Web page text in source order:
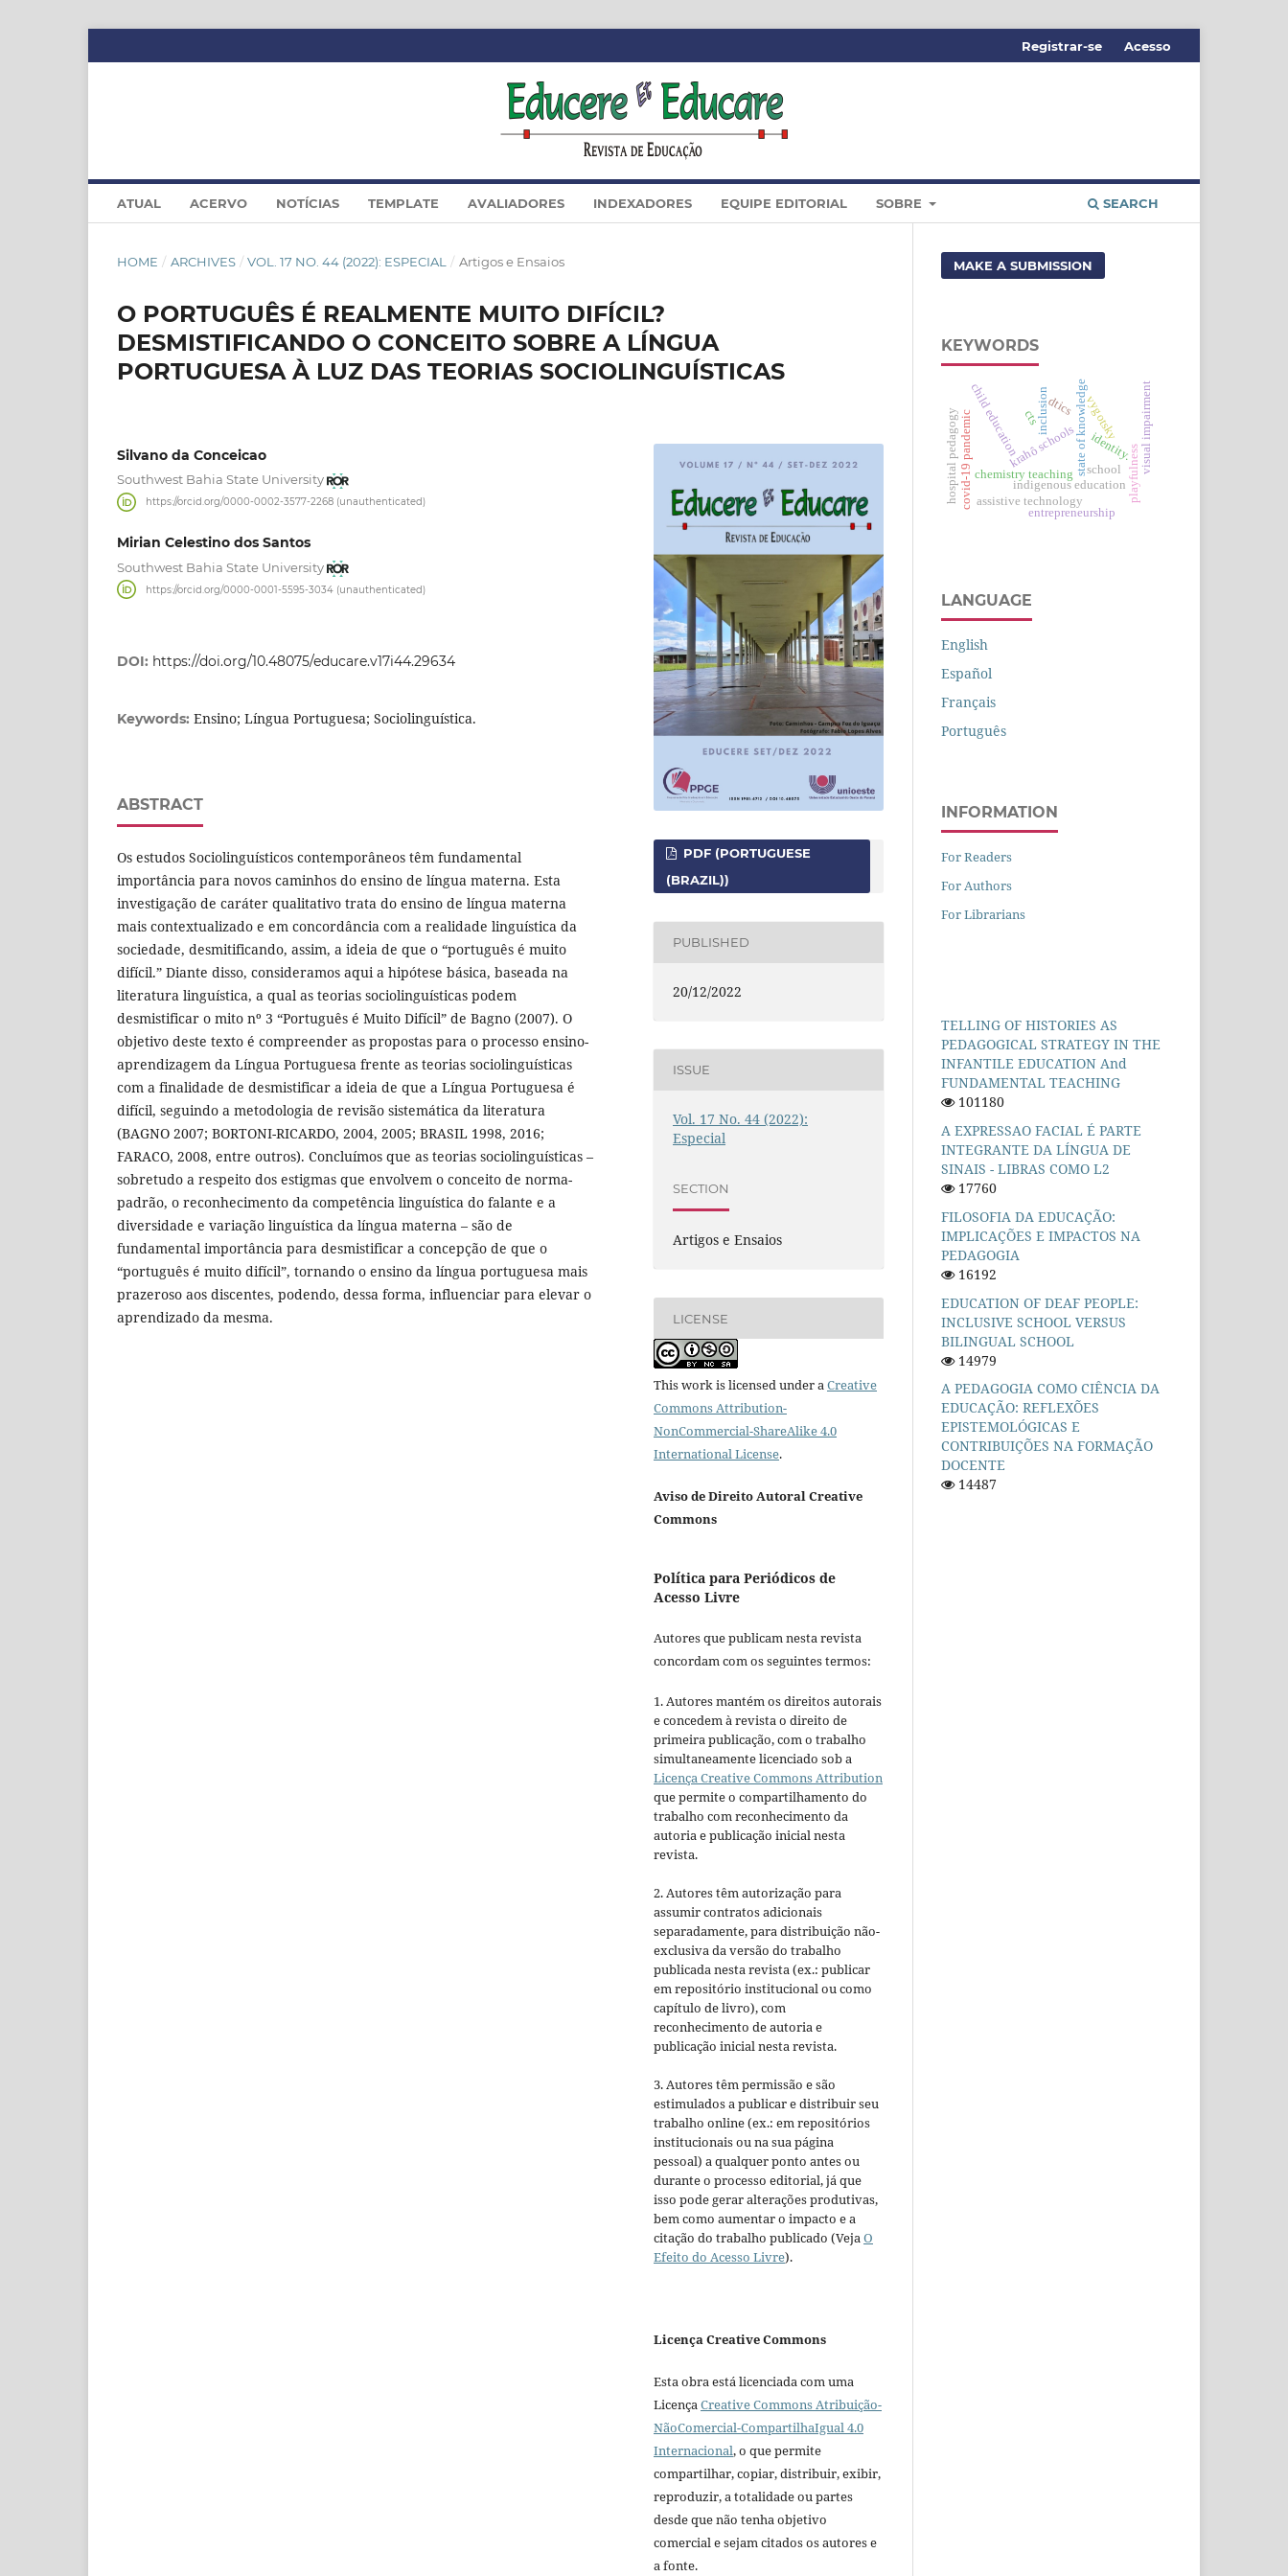
ATUAL ACERVO NOTÍCIAS TEMPLATE AVALIADORES INDEXADORES EQUIPE EDITORIAL SOBRE SEARCH
Registrar-se Acesso
HOME / ARCHIVES / VOL. 17 NO. 44 (2022): ESPECIAL / Artigos e Ensaios
O PORTUGUÊS É REALMENTE MUITO DIFÍCIL?
DESMISTIFICANDO O CONCEITO SOBRE A LÍNGUA
PORTUGUESA À LUZ DAS TEORIAS SOCIOLINGUÍSTICAS
Silvano da Conceicao
Southwest Bahia State University
https://orcid.org/0000-0002-3577-2268 (unauthenticated)
Mirian Celestino dos Santos
Southwest Bahia State University
https://orcid.org/0000-0001-5595-3034 (unauthenticated)
DOI: https://doi.org/10.48075/educare.v17i44.29634
Keywords: Ensino; Língua Portuguesa; Sociolinguística.
ABSTRACT
Os estudos Sociolinguísticos contemporâneos têm fundamental
importância para novos caminhos do ensino de língua materna. Esta
investigação de caráter qualitativo trata do ensino de língua materna
mais contextualizado e em concordância com a realidade linguística da
sociedade, desmitificando, assim, a ideia de que o “português é muito
difícil.” Diante disso, consideramos aqui a hipótese básica, baseada na
literatura linguística, a qual as teorias sociolinguísticas podem
desmistificar o mito nº 3 “Português é Muito Difícil” de Bagno (2007). O
objetivo deste texto é compreender as propostas para o processo ensino-
aprendizagem da Língua Portuguesa frente as teorias sociolinguísticas
com a finalidade de desmistificar a ideia de que a Língua Portuguesa é
difícil, seguindo a metodologia de revisão sistemática da literatura
(BAGNO 2007; BORTONI-RICARDO, 2004, 2005; BRASIL 1998, 2016;
FARACO, 2008, entre outros). Concluímos que as teorias sociolinguísticas –
sobretudo a respeito dos estigmas que envolvem o conceito de norma-
padrão, o reconhecimento da competência linguística do falante e a
diversidade e variação linguística da língua materna – são de
fundamental importância para desmistificar a concepção de que o
“português é muito difícil”, tornando o ensino da língua portuguesa mais
prazeroso aos discentes, podendo, dessa forma, influenciar para elevar o
aprendizado da mesma.
PDF (PORTUGUESE
(BRAZIL))
PUBLISHED
20/12/2022
ISSUE
Vol. 17 No. 44 (2022):
Especial
SECTION
Artigos e Ensaios
LICENSE
This work is licensed under aCreative
Commons Attribution-
NonCommercial-ShareAlike 4.0
International License.
Aviso de Direito Autoral Creative
Commons
Política para Periódicos de
Acesso Livre
Autores que publicam nesta revista
concordam com os seguintes termos:
1. Autores mantém os direitos autorais
e concedem à revista o direito de
primeira publicação, com o trabalho
simultaneamente licenciado sob a
Licença Creative Commons Attribution
que permite o compartilhamento do
trabalho com reconhecimento da
autoria e publicação inicial nesta
revista.
2. Autores têm autorização para
assumir contratos adicionais
separadamente, para distribuição não-
exclusiva da versão do trabalho
publicada nesta revista (ex.: publicar
em repositório institucional ou como
capítulo de livro), com
reconhecimento de autoria e
publicação inicial nesta revista.
3. Autores têm permissão e são
estimulados a publicar e distribuir seu
trabalho online (ex.: em repositórios
institucionais ou na sua página
pessoal) a qualquer ponto antes ou
durante o processo editorial, já que
isso pode gerar alterações produtivas,
bem como aumentar o impacto e a
citação do trabalho publicado (VejaO
Efeito do Acesso Livre).
Licença Creative Commons
Esta obra está licenciada com uma
LicençaCreative Commons Atribuição-
NãoComercial-CompartilhaIgual 4.0
Internacional, o que permite
compartilhar, copiar, distribuir, exibir,
reproduzir, a totalidade ou partes
desde que não tenha objetivo
comercial e sejam citados os autores e
a fonte.
MAKE A SUBMISSION
KEYWORDS
indigenous education
krahô schools identity.
state of knowledgeschool
child education
chemistry teaching
vygotsky
cts
covid-19 pandemic
hospital pedagogy inclusion
playfulness
assistive technology
visual impairment
dtics
entrepreneurship
LANGUAGE
English
Español
Français
Português
INFORMATION
For Readers
For Authors
For Librarians
TELLING OF HISTORIES AS
PEDAGOGICAL STRATEGY IN THE
INFANTILE EDUCATION And
FUNDAMENTAL TEACHING
101180
A EXPRESSAO FACIAL É PARTE
INTEGRANTE DA LÍNGUA DE
SINAIS - LIBRAS COMO L2
17760
FILOSOFIA DA EDUCAÇÃO:
IMPLICAÇÕES E IMPACTOS NA
PEDAGOGIA
16192
EDUCATION OF DEAF PEOPLE:
INCLUSIVE SCHOOL VERSUS
BILINGUAL SCHOOL
14979
A PEDAGOGIA COMO CIÊNCIA DA
EDUCAÇÃO: REFLEXÕES
EPISTEMOLÓGICAS E
CONTRIBUIÇÕES NA FORMAÇÃO
DOCENTE
14487